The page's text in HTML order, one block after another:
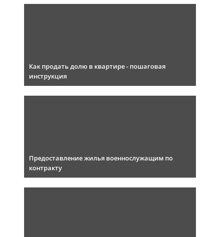
Как продать долю в квартире - пошаговая
инструкция
Предоставление жилья военнослужащим по
контракту